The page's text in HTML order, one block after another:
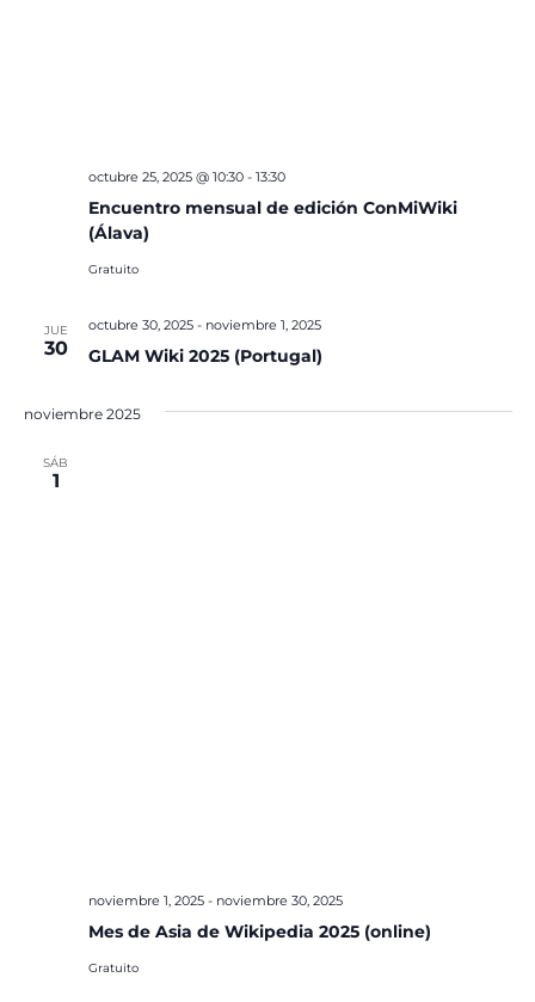
Encuentro mensual de edición ConMiWiki
(Álava)
octubre 25, 2025 @ 10:30- 13:30
Gratuito
JUE
30 GLAM Wiki 2025 (Portugal)
octubre 30, 2025- noviembre 1, 2025
noviembre 2025
SÁB
1
Mes de Asia de Wikipedia 2025 (online)
noviembre 1, 2025- noviembre 30, 2025
Gratuito